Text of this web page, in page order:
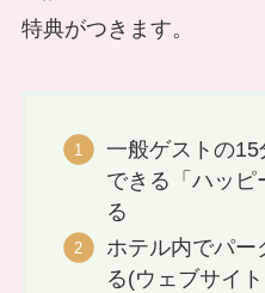
特典がつきます。
一般ゲストの
できる「ハッピ
る
ホテル内でパー
る(ウェブサイ